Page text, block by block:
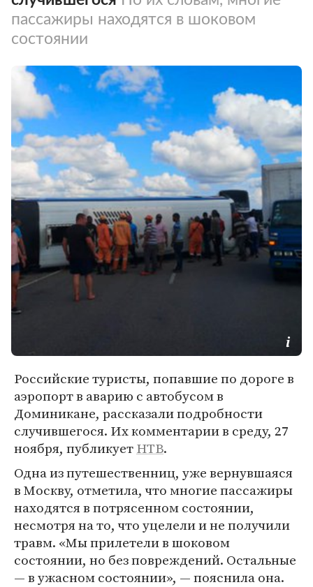
пассажиры находятся в шоковом
состоянии
Российские туристы, попавшие по дороге в
аэропорт в аварию с автобусом в
Доминикане, рассказали подробности
случившегося. Их комментарии в среду, 27
ноября, публикуетНТВ.
Одна из путешественниц, уже вернувшаяся
в Москву, отметила, что многие пассажиры
находятся в потрясенном состоянии,
несмотря на то, что уцелели и не получили
травм. «Мы прилетели в шоковом
состоянии, но без повреждений. Остальные
— в ужасном состоянии», — пояснила она.